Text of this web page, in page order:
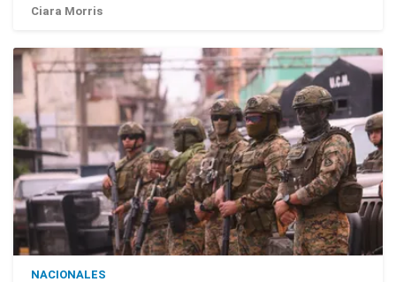
Ciara Morris
NACIONALES